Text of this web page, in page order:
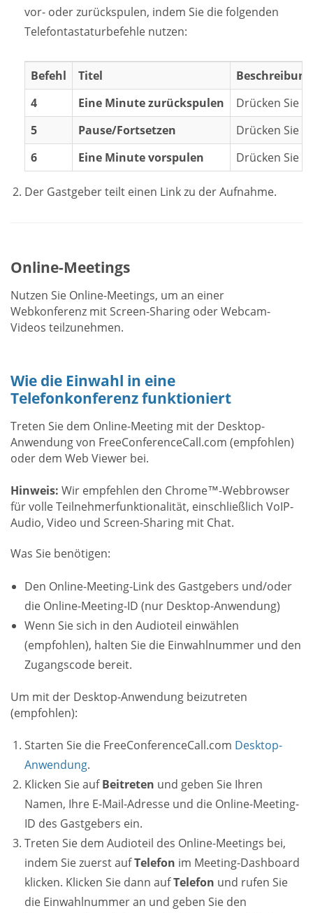
vor- oder zurückspulen, indem Sie die folgenden
Telefontastaturbefehle nutzen:
Befehl Titel
Beschreibung
4
Eine Minute zurückspulen
Drücken Sie
5
Pause/Fortsetzen
Drücken Sie
6
Eine Minute vorspulen Drücken Sie
Der Gastgeber teilt einen Link zu der Aufnahme.
Online-Meetings
Nutzen Sie Online-Meetings, um an einer
Webkonferenz mit Screen-Sharing oder Webcam-
Videos teilzunehmen.
Wie die Einwahl in eine
Telefonkonferenz funktioniert
Treten Sie dem Online-Meeting mit der Desktop-
Anwendung von FreeConferenceCall.com (empfohlen)
oder dem Web Viewer bei.
Hinweis: Wir empfehlen den Chrome™-Webbrowser
für volle Teilnehmerfunktionalität, einschließlich VoIP-
Audio, Video und Screen-Sharing mit Chat.
Was Sie benötigen:
Den Online-Meeting-Link des Gastgebers und/oder
die Online-Meeting-ID (nur Desktop-Anwendung)
Wenn Sie sich in den Audioteil einwählen
(empfohlen), halten Sie die Einwahlnummer und den
Zugangscode bereit.
Um mit der Desktop-Anwendung beizutreten
(empfohlen):
Starten Sie die FreeConferenceCall.com Desktop-
Anwendung.
Klicken Sie aufBeitreten und geben Sie Ihren
Namen, Ihre E-Mail-Adresse und die Online-Meeting-
ID des Gastgebers ein.
Treten Sie dem Audioteil des Online-Meetings bei,
indem Sie zuerst aufTelefon im Meeting-Dashboard
klicken. Klicken Sie dann aufTelefon und rufen Sie
die Einwahlnummer an und geben Sie den